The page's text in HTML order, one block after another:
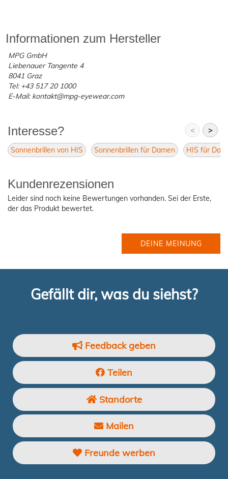
Informationen zum Hersteller
MPG GmbH
Liebenauer Tangente 4
8041 Graz
Tel: +43 517 20 1000
E-Mail: kontakt@mpg-eyewear.com
Interesse? < >
Sonnenbrillen von HIS Sonnenbrillen für Damen HIS für
Kundenrezensionen
Leider sind noch keine Bewertungen vorhanden. Sei der Erste,
der das Produkt bewertet.
DEINE MEINUNG
Gefällt dir, was du siehst?
Feedback geben
Teilen
Standorte
Mailen
Freunde werben